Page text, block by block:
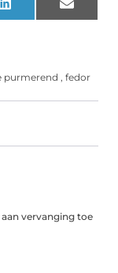
LinkedIn Email
purmerend , fedor
vervanging toe